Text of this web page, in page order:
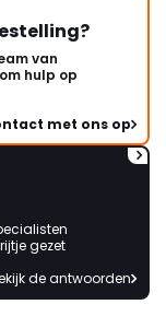
van
hulp op
met ons op
gezet
de antwoorden